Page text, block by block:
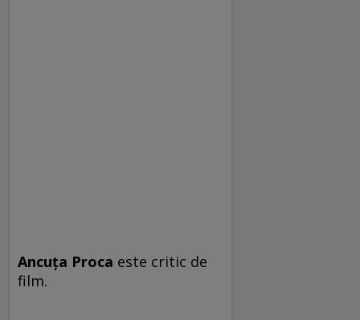
Ancuța Proca este critic de
film.